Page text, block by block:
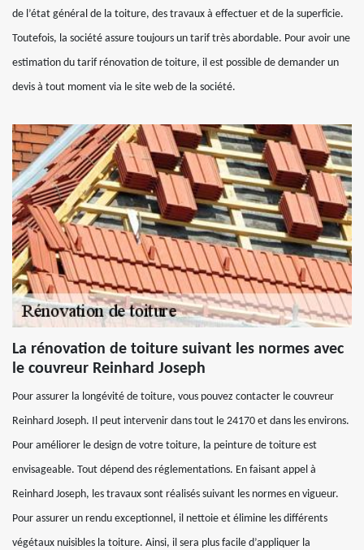
de l’état général de la toiture, des travaux à effectuer et de la superficie.
Toutefois, la société assure toujours un tarif très abordable. Pour avoir une
estimation du tarif rénovation de toiture, il est possible de demander un
devis à tout moment via le site web de la société.
La rénovation de toiture suivant les normes avec
le couvreur Reinhard Joseph
Pour assurer la longévité de toiture, vous pouvez contacter le couvreur
Reinhard Joseph. Il peut intervenir dans tout le 24170 et dans les environs.
Pour améliorer le design de votre toiture, la peinture de toiture est
envisageable. Tout dépend des réglementations. En faisant appel à
Reinhard Joseph, les travaux sont réalisés suivant les normes en vigueur.
Pour assurer un rendu exceptionnel, il nettoie et élimine les différents
végétaux nuisibles la toiture. Ainsi, il sera plus facile d’appliquer la